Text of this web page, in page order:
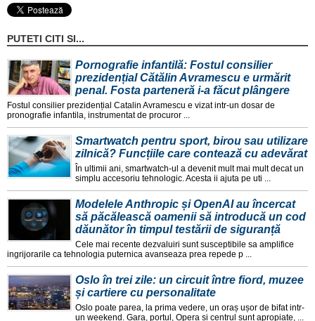
PUTETI CITI SI...
Pornografie infantilă: Fostul consilier
prezidențial Cătălin Avramescu e urmărit
penal. Fosta parteneră i-a făcut plângere
Fostul consilier prezidențial Catalin Avramescu e vizat intr-un dosar de
pronografie infantila, instrumentat de procuror ...
Smartwatch pentru sport, birou sau utilizare
zilnică? Funcțiile care contează cu adevărat
În ultimii ani, smartwatch-ul a devenit mult mai mult decat un
simplu accesoriu tehnologic. Acesta ii ajuta pe uti ...
Modelele Anthropic și OpenAI au încercat
să păcălească oamenii să introducă un cod
dăunător în timpul testării de siguranță
Cele mai recente dezvaluiri sunt susceptibile sa amplifice
ingrijorarile ca tehnologia puternica avanseaza prea repede p ...
Oslo în trei zile: un circuit între fiord, muzee
și cartiere cu personalitate
Oslo poate parea, la prima vedere, un oraș ușor de bifat intr-
un weekend. Gara, portul, Opera și centrul sunt apropiate, ...